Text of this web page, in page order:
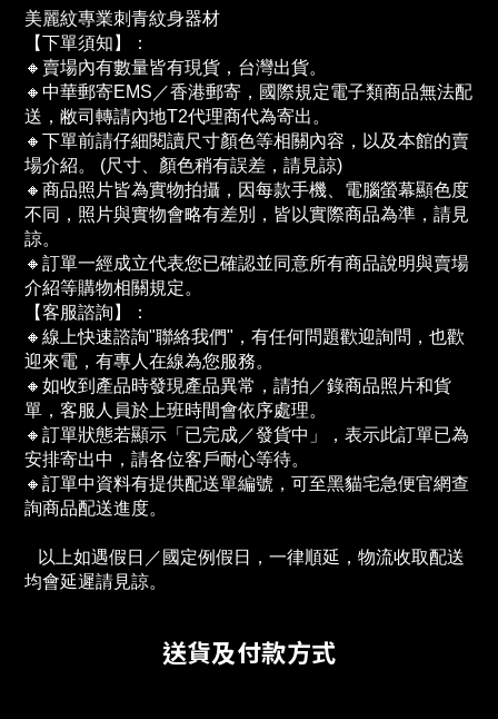
美麗紋專業刺青紋身器材
【下單須知】：
🔸賣場內有數量皆有現貨，台灣出貨。
🔸中華郵寄EMS／香港郵寄，國際規定電子類商品無法配
送，敝司轉請內地T2代理商代為寄出。
🔸下單前請仔細閱讀尺寸顏色等相關內容，以及本館的賣
場介紹。 (尺寸、顏色稍有誤差，請見諒)
🔸商品照片皆為實物拍攝，因每款手機、電腦螢幕顯色度
不同，照片與實物會略有差別，皆以實際商品為準，請見
諒。
🔸訂單一經成立代表您已確認並同意所有商品說明與賣場
介紹等購物相關規定。
【客服諮詢】：
🔸線上快速諮詢"聯絡我們"，有任何問題歡迎詢問，也歡
迎來電，有專人在線為您服務。
🔸如收到產品時發現產品異常，請拍／錄商品照片和貨
單，客服人員於上班時間會依序處理。
🔸訂單狀態若顯示「已完成／發貨中」，表示此訂單已為
安排寄出中，請各位客戶耐心等待。
🔸訂單中資料有提供配送單編號，可至黑貓宅急便官網查
詢商品配送進度。
均會延遲請見諒。
送貨及付款方式